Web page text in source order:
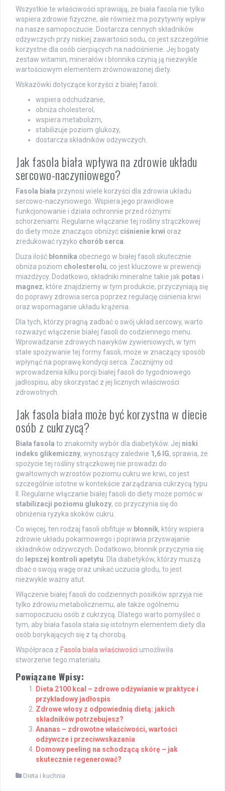
Wszystkie te właściwości sprawiają, że biała fasola nie tylko
wspiera zdrowie fizyczne, ale również ma pozytywny wpływ
na nasze samopoczucie. Dostarcza cennych składników
odżywczych przy niskiej zawartości sodu, co jest szczególnie
korzystne dla osób cierpiących na nadciśnienie. Jej bogaty
zestaw witamin, minerałów i błonnika czynią ją niezwykle
wartościowym elementem zrównoważonej diety.
Wskazówki dotyczące korzyści z białej fasoli:
wspiera odchudzanie,
obniża cholesterol,
wspiera metabolizm,
stabilizuje poziom glukozy,
dostarcza składników odżywczych.
Jak fasola biała wpływa na zdrowie układu
sercowo-naczyniowego?
Fasola biała przynosi wiele korzyści dla zdrowia układu
sercowo-naczyniowego. Wspiera jego prawidłowe
funkcjonowanie i działa ochronnie przed różnymi
schorzeniami. Regularne włączanie tej rośliny strączkowej
do diety może znacząco obniżyć ciśnienie krwi oraz
zredukować ryzyko chorób serca.
Duża ilość błonnika obecnego w białej fasoli skutecznie
obniża poziom cholesterolu, co jest kluczowe w prewencji
miażdżycy. Dodatkowo, składniki mineralne takie jak potas i
magnez, które znajdziemy w tym produkcie, przyczyniają się
do poprawy zdrowia serca poprzez regulację ciśnienia krwi
oraz wspomaganie układu krążenia.
Dla tych, którzy pragną zadbać o swój układ sercowy, warto
rozważyć włączenie białej fasoli do codziennego menu.
Wprowadzanie zdrowych nawyków żywieniowych, w tym
stałe spożywanie tej formy fasoli, może w znaczący sposób
wpłynąć na poprawę kondycji serca. Zacznijmy od
wprowadzenia kilku porcji białej fasoli do tygodniowego
jadłospisu, aby skorzystać z jej licznych właściwości
zdrowotnych.
Jak fasola biała może być korzystna w diecie
osób z cukrzycą?
Biała fasola to znakomity wybór dla diabetyków. Jej niski
indeks glikemiczny, wynoszący zaledwie 1,6 IG, sprawia, że
spożycie tej rośliny strączkowej nie prowadzi do
gwałtownych wzrostów poziomu cukru we krwi, co jest
szczególnie istotne w kontekście zarządzania cukrzycą typu
II. Regularne włączanie białej fasoli do diety może pomóc w
stabilizacji poziomu glukozy, co przyczynia się do
obniżenia ryzyka skoków cukru.
Co więcej, ten rodzaj fasoli obfituje w błonnik, który wspiera
zdrowie układu pokarmowego i poprawia przyswajanie
składników odżywczych. Dodatkowo, błonnik przyczynia się
do lepszej kontroli apetytu. Dla diabetyków, którzy muszą
dbać o swoją wagę oraz unikać uczucia głodu, to jest
niezwykle ważny atut.
Włączenie białej fasoli do codziennych posiłków sprzyja nie
tylko zdrowiu metabolicznemu, ale także ogólnemu
samopoczuciu osób z cukrzycą. Dlatego warto pomyśleć o
tym, aby biała fasola stała się istotnym elementem diety dla
osób borykających się z tą chorobą.
Współpraca z Fasola biała właściwości umożliwiła
stworzenie tego materiału.
Powiązane Wpisy:
Dieta 2100 kcal – zdrowe odżywianie w praktyce i
przykładowy jadłospis
Zdrowe włosy z odpowiednią dietą: jakich
składników potrzebujesz?
Ananas – zdrowotne właściwości, wartości
odżywcze i przeciwwskazania
Domowy peeling na schodzącą skórę – jak
skutecznie regenerować?
Dieta i kuchnia